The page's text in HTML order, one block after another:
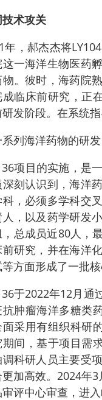
术攻关
年，郝杰杰将
一海洋生物医药
物。彼时，海药院
临床前研究，正
研发阶段。在系统
列海洋药物的研
项目的实施，是
深刻认识到，海洋
，必须多学科交
，以及药学研发
总成员近80人，
前研究，并在海洋
方面形成了一批
于2022年12月通
抗肿瘤海洋多糖类
面采用有组织科研
间，基于项目需
科研人员主要受
加高效。2024年
评中心审查，进入